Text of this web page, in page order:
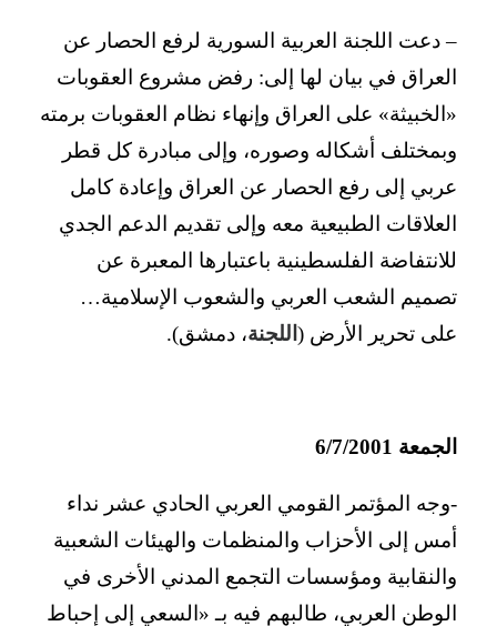
– دعت اللجنة العربية السورية لرفع الحصار عن
العراق في بيان لها إلى: رفض مشروع العقوبات
«الخبيثة» على العراق وإنهاء نظام العقوبات برمته
وبمختلف أشكاله وصوره، وإلى مبادرة كل قطر
عربي إلى رفع الحصار عن العراق وإعادة كامل
العلاقات الطبيعية معه وإلى تقديم الدعم الجدي
للانتفاضة الفلسطينية باعتبارها المعبرة عن
تصميم الشعب العربي والشعوب الإسلامية…
على تحرير الأرض ( اللجنة، دمشق).
الجمعة 6/7/2001
-وجه المؤتمر القومي العربي الحادي عشر نداء
أمس إلى الأحزاب والمنظمات والهيئات الشعبية
والنقابية ومؤسسات التجمع المدني الأخرى في
الوطن العربي، طالبهم فيه بـ «السعي إلى إحباط